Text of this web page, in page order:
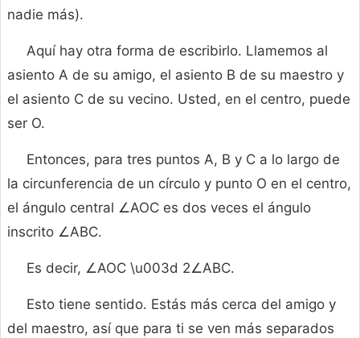
nadie más).
Aquí hay otra forma de escribirlo. Llamemos al
asiento A de su amigo, el asiento B de su maestro y
el asiento C de su vecino. Usted, en el centro, puede
ser O.
Entonces, para tres puntos A, B y C a lo largo de
la circunferencia de un círculo y punto O en el centro,
el ángulo central ∠AOC es dos veces el ángulo
inscrito ∠ABC.
Es decir, ∠AOC \u003d 2∠ABC.
Esto tiene sentido. Estás más cerca del amigo y
del maestro, así que para ti se ven más separados